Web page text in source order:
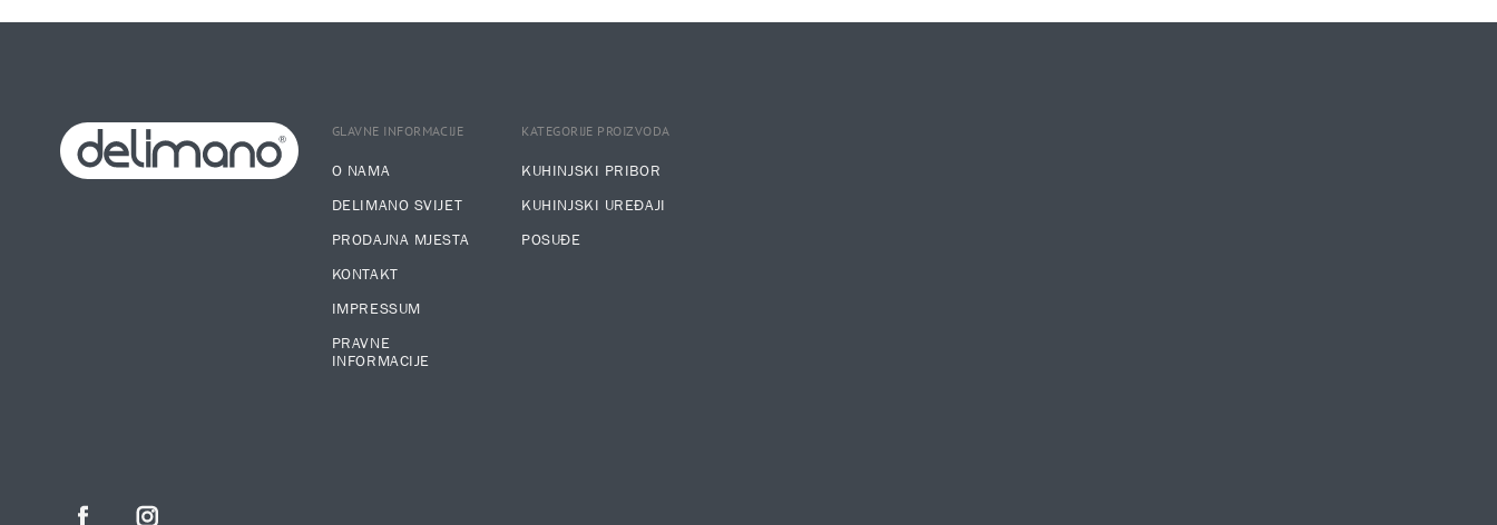
GLAVNE INFORMACIJE
O NAMA
DELIMANO SVIJET
PRODAJNA MJESTA
KONTAKT
IMPRESSUM
PRAVNE
INFORMACIJE
KATEGORIJE PROIZVODA
KUHINJSKI PRIBOR
KUHINJSKI UREĐAJI
POSUĐE